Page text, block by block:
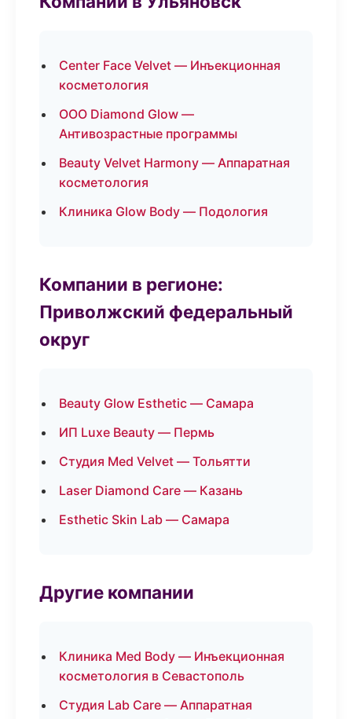
Center Face Velvet — Инъекционная
косметология
ООО Diamond Glow —
Антивозрастные программы
Beauty Velvet Harmony — Аппаратная
косметология
Клиника Glow Body — Подология
Компании в регионе:
Приволжский федеральный
округ
Beauty Glow Esthetic — Самара
ИП Luxe Beauty — Пермь
Студия Med Velvet — Тольятти
Laser Diamond Care — Казань
Esthetic Skin Lab — Самара
Другие компании
Клиника Med Body — Инъекционная
косметология в Севастополь
Студия Lab Care — Аппаратная